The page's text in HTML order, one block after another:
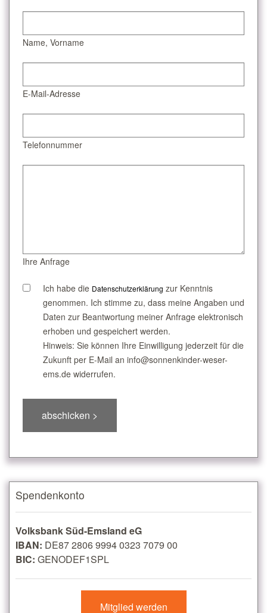
Name, Vorname
E-Mail-Adresse
Telefonnummer
Ihre Anfrage
Ich habe die Datenschutzerklärung zur Kenntnis
genommen. Ich stimme zu, dass meine Angaben und
Daten zur Beantwortung meiner Anfrage elektronisch
erhoben und gespeichert werden.
Hinweis: Sie können Ihre Einwilligung jederzeit für die
Zukunft per E-Mail an info@sonnenkinder-weser-
ems.de widerrufen.
Spendenkonto
Volksbank Süd-Emsland eG
IBAN: DE87 2806 9994 0323 7079 00
BIC: GENODEF1SPL
Mitglied werden